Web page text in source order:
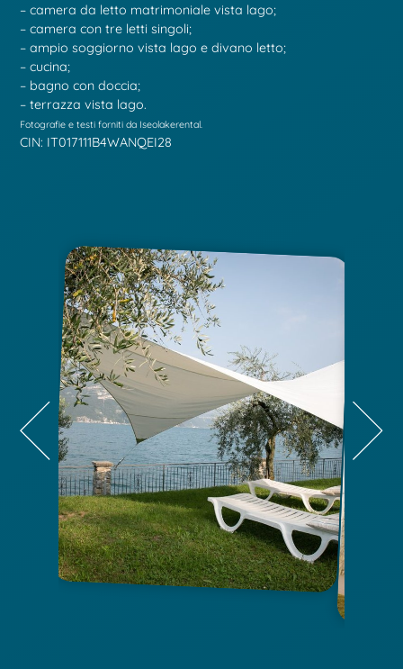
– camera da letto matrimoniale vista lago;
– camera con tre letti singoli;
– ampio soggiorno vista lago e divano letto;
– cucina;
– bagno con doccia;
– terrazza vista lago.
Fotografie e testi forniti da Iseolakerental.
CIN: IT017111B4WANQEI28